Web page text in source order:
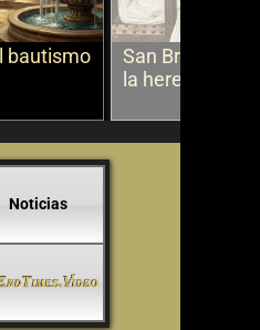
bautismo
San Bruno
la herejía
Noticias